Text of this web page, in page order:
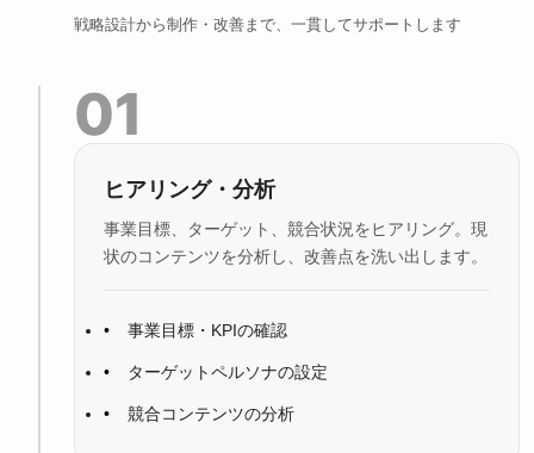
戦略設計から制作・改善まで、一貫してサポートします
01
ヒアリング・分析
事業目標、ターゲット、競合状況をヒアリング。現
状のコンテンツを分析し、改善点を洗い出します。
事業目標・KPIの確認
ターゲットペルソナの設定
競合コンテンツの分析